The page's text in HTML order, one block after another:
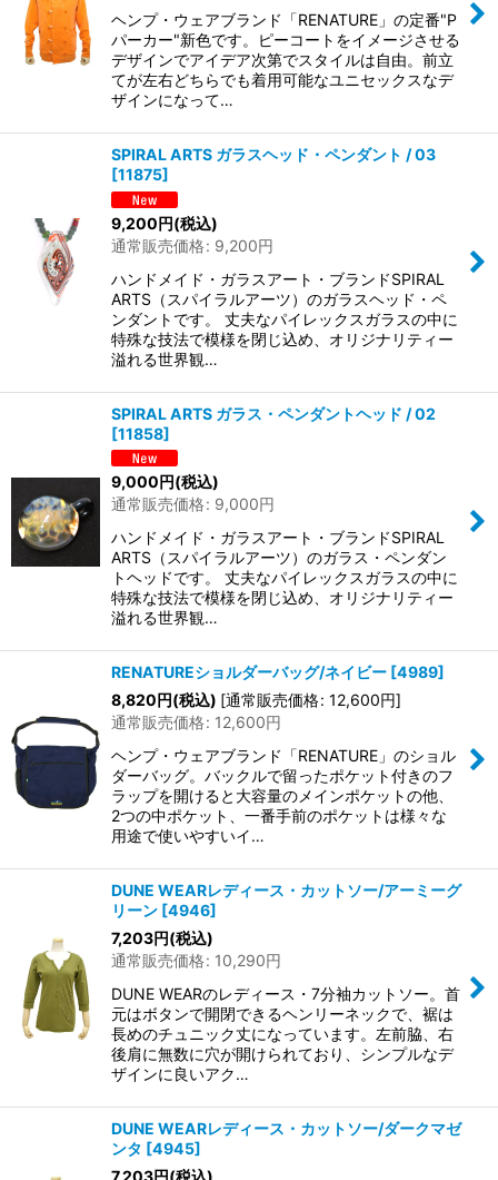
ヘンプ・ウェアブランド「RENATURE」の定番"P
パーカー"新色です。ピーコートをイメージさせる
デザインでアイデア次第でスタイルは自由。前立
てが左右どちらでも着用可能なユニセックスなデ
ザインになって…
SPIRAL ARTS ガラスヘッド・ペンダント / 03
[11875]
9,200円(税込)
通常販売価格: 9,200円
ハンドメイド・ガラスアート・ブランドSPIRAL
ARTS（スパイラルアーツ）のガラスヘッド・ペ
ンダントです。 丈夫なパイレックスガラスの中に
特殊な技法で模様を閉じ込め、オリジナリティー
溢れる世界観…
SPIRAL ARTS ガラス・ペンダントヘッド / 02
[11858]
9,000円(税込)
通常販売価格: 9,000円
ハンドメイド・ガラスアート・ブランドSPIRAL
ARTS（スパイラルアーツ）のガラス・ペンダン
トヘッドです。 丈夫なパイレックスガラスの中に
特殊な技法で模様を閉じ込め、オリジナリティー
溢れる世界観…
RENATUREショルダーバッグ/ネイビー [4989]
8,820円(税込) [通常販売価格: 12,600円]
通常販売価格: 12,600円
ヘンプ・ウェアブランド「RENATURE」のショル
ダーバッグ。バックルで留ったポケット付きのフ
ラップを開けると大容量のメインポケットの他、
2つの中ポケット、一番手前のポケットは様々な
用途で使いやすいイ…
DUNE WEARレディース・カットソー/アーミーグ
リーン [4946]
7,203円(税込)
通常販売価格: 10,290円
DUNE WEARのレディース・7分袖カットソー。首
元はボタンで開閉できるヘンリーネックで、裾は
長めのチュニック丈になっています。左前脇、右
後肩に無数に穴が開けられており、シンプルなデ
ザインに良いアク…
DUNE WEARレディース・カットソー/ダークマゼ
ンタ [4945]